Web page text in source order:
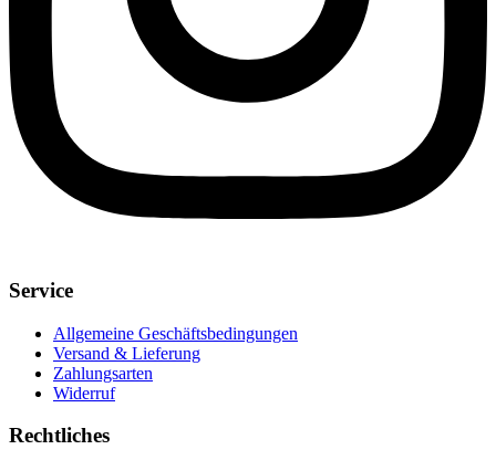
Service
Allgemeine Geschäftsbedingungen
Versand & Lieferung
Zahlungsarten
Widerruf
Rechtliches